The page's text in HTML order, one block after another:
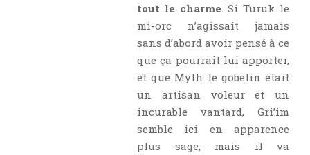
tout le charme . Si Turuk le
mi-orc n’agissait jamais
sans d’abord avoir pensé à ce
que ça pourrait lui apporter,
et que Myth le gobelin était
un artisan voleur et un
incurable vantard, Gri’im
semble ici en apparence
plus sage, mais il va